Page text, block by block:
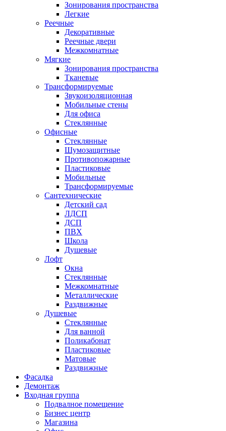
Зонирования пространства
Легкие
Реечные
Декоративные
Реечные двери
Межкомнатные
Мягкие
Зонирования пространства
Тканевые
Трансформируемые
Звукоизоляционная
Мобильные стены
Для офиса
Стеклянные
Офисные
Стеклянные
Шумозащитные
Противопожарные
Пластиковые
Мобильные
Трансформируемые
Сантехнические
Детский сад
ЛДСП
ДСП
ПВХ
Школа
Душевые
Лофт
Окна
Стеклянные
Межкомнатные
Металлические
Раздвижные
Душевые
Стеклянные
Для ванной
Поликабонат
Пластиковые
Матовые
Раздвижные
Фасадка
Демонтаж
Входная группа
Подвалное помещение
Бизнес центр
Магазина